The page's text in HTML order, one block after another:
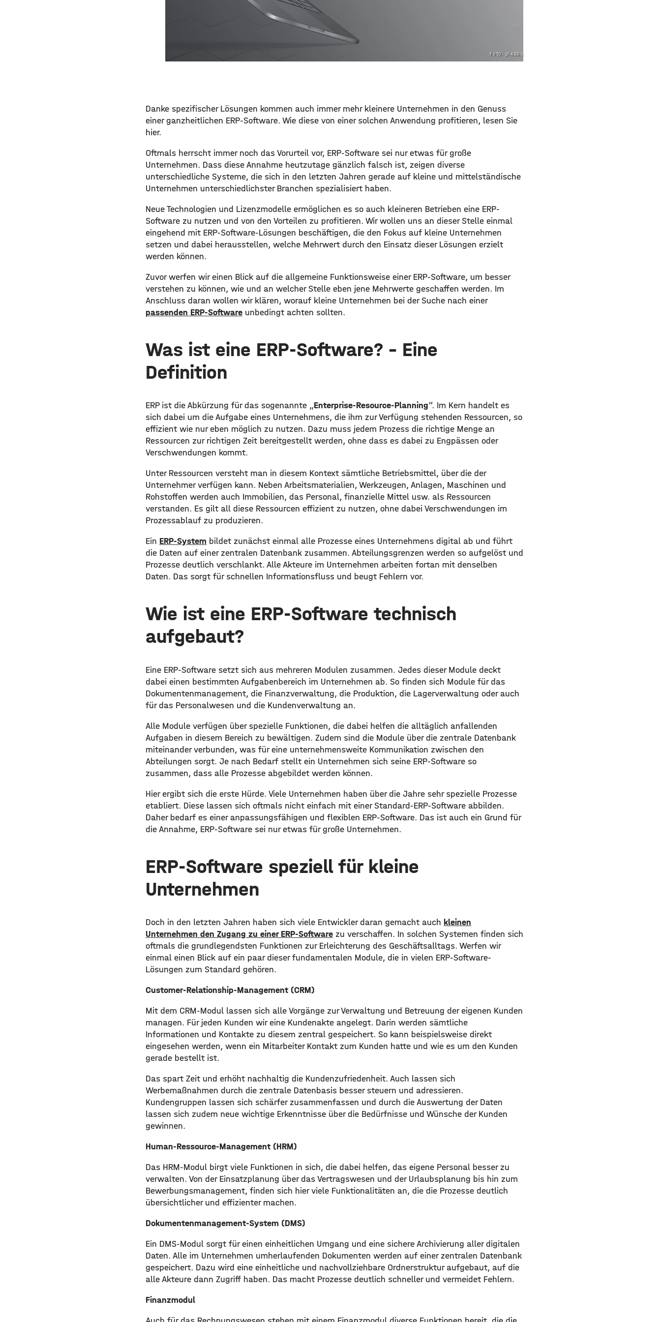
Foto: pixabay.com
Danke spezifischer Lösungen kommen auch immer mehr kleinere Unternehmen in den Genuss
einer ganzheitlichen ERP-Software. Wie diese von einer solchen Anwendung profitieren, lesen Sie
hier.
Oftmals herrscht immer noch das Vorurteil vor, ERP-Software sei nur etwas für große
Unternehmen. Dass diese Annahme heutzutage gänzlich falsch ist, zeigen diverse
unterschiedliche Systeme, die sich in den letzten Jahren gerade auf kleine und mittelständische
Unternehmen unterschiedlichster Branchen spezialisiert haben.
Neue Technologien und Lizenzmodelle ermöglichen es so auch kleineren Betrieben eine ERP-
Software zu nutzen und von den Vorteilen zu profitieren. Wir wollen uns an dieser Stelle einmal
eingehend mit ERP-Software-Lösungen beschäftigen, die den Fokus auf kleine Unternehmen
setzen und dabei herausstellen, welche Mehrwert durch den Einsatz dieser Lösungen erzielt
werden können.
Zuvor werfen wir einen Blick auf die allgemeine Funktionsweise einer ERP-Software, um besser
verstehen zu können, wie und an welcher Stelle eben jene Mehrwerte geschaffen werden. Im
Anschluss daran wollen wir klären, worauf kleine Unternehmen bei der Suche nach einer
passenden ERP-Software unbedingt achten sollten.
Was ist eine ERP-Software? – Eine
Definition
ERP ist die Abkürzung für das sogenannte „Enterprise-Resource-Planning“. Im Kern handelt es
sich dabei um die Aufgabe eines Unternehmens, die ihm zur Verfügung stehenden Ressourcen, so
effizient wie nur eben möglich zu nutzen. Dazu muss jedem Prozess die richtige Menge an
Ressourcen zur richtigen Zeit bereitgestellt werden, ohne dass es dabei zu Engpässen oder
Verschwendungen kommt.
Unter Ressourcen versteht man in diesem Kontext sämtliche Betriebsmittel, über die der
Unternehmer verfügen kann. Neben Arbeitsmaterialien, Werkzeugen, Anlagen, Maschinen und
Rohstoffen werden auch Immobilien, das Personal, finanzielle Mittel usw. als Ressourcen
verstanden. Es gilt all diese Ressourcen effizient zu nutzen, ohne dabei Verschwendungen im
Prozessablauf zu produzieren.
Ein ERP-System bildet zunächst einmal alle Prozesse eines Unternehmens digital ab und führt
die Daten auf einer zentralen Datenbank zusammen. Abteilungsgrenzen werden so aufgelöst und
Prozesse deutlich verschlankt. Alle Akteure im Unternehmen arbeiten fortan mit denselben
Daten. Das sorgt für schnellen Informationsfluss und beugt Fehlern vor.
Wie ist eine ERP-Software technisch
aufgebaut?
Eine ERP-Software setzt sich aus mehreren Modulen zusammen. Jedes dieser Module deckt
dabei einen bestimmten Aufgabenbereich im Unternehmen ab. So finden sich Module für das
Dokumentenmanagement, die Finanzverwaltung, die Produktion, die Lagerverwaltung oder auch
für das Personalwesen und die Kundenverwaltung an.
Alle Module verfügen über spezielle Funktionen, die dabei helfen die alltäglich anfallenden
Aufgaben in diesem Bereich zu bewältigen. Zudem sind die Module über die zentrale Datenbank
miteinander verbunden, was für eine unternehmensweite Kommunikation zwischen den
Abteilungen sorgt. Je nach Bedarf stellt ein Unternehmen sich seine ERP-Software so
zusammen, dass alle Prozesse abgebildet werden können.
Hier ergibt sich die erste Hürde. Viele Unternehmen haben über die Jahre sehr spezielle Prozesse
etabliert. Diese lassen sich oftmals nicht einfach mit einer Standard-ERP-Software abbilden.
Daher bedarf es einer anpassungsfähigen und flexiblen ERP-Software. Das ist auch ein Grund für
die Annahme, ERP-Software sei nur etwas für große Unternehmen.
ERP-Software speziell für kleine
Unternehmen
Doch in den letzten Jahren haben sich viele Entwickler daran gemacht auch kleinen
Unternehmen den Zugang zu einer ERP-Software zu verschaffen. In solchen Systemen finden sich
oftmals die grundlegendsten Funktionen zur Erleichterung des Geschäftsalltags. Werfen wir
einmal einen Blick auf ein paar dieser fundamentalen Module, die in vielen ERP-Software-
Lösungen zum Standard gehören.
Customer-Relationship-Management (CRM)
Mit dem CRM-Modul lassen sich alle Vorgänge zur Verwaltung und Betreuung der eigenen Kunden
managen. Für jeden Kunden wir eine Kundenakte angelegt. Darin werden sämtliche
Informationen und Kontakte zu diesem zentral gespeichert. So kann beispielsweise direkt
eingesehen werden, wenn ein Mitarbeiter Kontakt zum Kunden hatte und wie es um den Kunden
gerade bestellt ist.
Das spart Zeit und erhöht nachhaltig die Kundenzufriedenheit. Auch lassen sich
Werbemaßnahmen durch die zentrale Datenbasis besser steuern und adressieren.
Kundengruppen lassen sich schärfer zusammenfassen und durch die Auswertung der Daten
lassen sich zudem neue wichtige Erkenntnisse über die Bedürfnisse und Wünsche der Kunden
gewinnen.
Human-Ressource-Management (HRM)
Das HRM-Modul birgt viele Funktionen in sich, die dabei helfen, das eigene Personal besser zu
verwalten. Von der Einsatzplanung über das Vertragswesen und der Urlaubsplanung bis hin zum
Bewerbungsmanagement, finden sich hier viele Funktionalitäten an, die die Prozesse deutlich
übersichtlicher und effizienter machen.
Dokumentenmanagement-System (DMS)
Ein DMS-Modul sorgt für einen einheitlichen Umgang und eine sichere Archivierung aller digitalen
Daten. Alle im Unternehmen umherlaufenden Dokumenten werden auf einer zentralen Datenbank
gespeichert. Dazu wird eine einheitliche und nachvollziehbare Ordnerstruktur aufgebaut, auf die
alle Akteure dann Zugriff haben. Das macht Prozesse deutlich schneller und vermeidet Fehlern.
Finanzmodul